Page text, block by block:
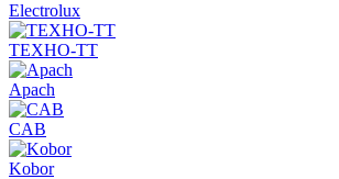
Electrolux
ТЕХНО-ТТ
Apach
CAB
Kobor